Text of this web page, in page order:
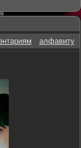
алфавиту